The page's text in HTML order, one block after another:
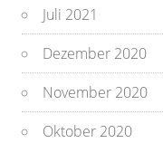
Juli 2021
Dezember 2020
November 2020
Oktober 2020